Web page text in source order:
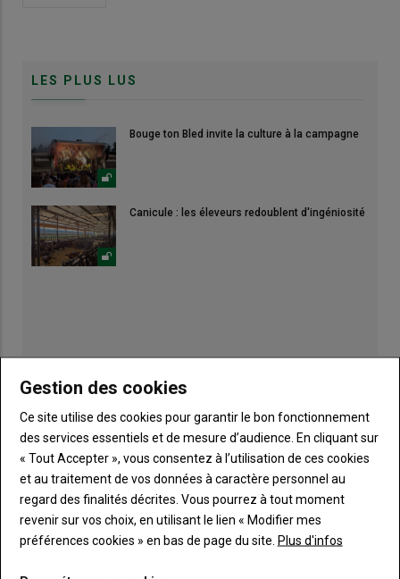
LES PLUS LUS
Bouge ton Bled invite la culture à la campagne
Canicule : les éleveurs redoublent d'ingéniosité
Gestion des cookies
Ce site utilise des cookies pour garantir le bon fonctionnement
des services essentiels et de mesure d’audience. En cliquant sur
« Tout Accepter », vous consentez à l’utilisation de ces cookies
et au traitement de vos données à caractère personnel au
regard des finalités décrites. Vous pourrez à tout moment
revenir sur vos choix, en utilisant le lien « Modifier mes
préférences cookies » en bas de page du site. Plus d'infos